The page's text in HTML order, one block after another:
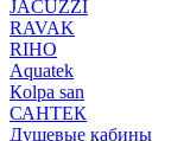
JACUZZI
RAVAK
RIHO
Аquatek
Кolpa san
САНТЕК
Душевые кабины